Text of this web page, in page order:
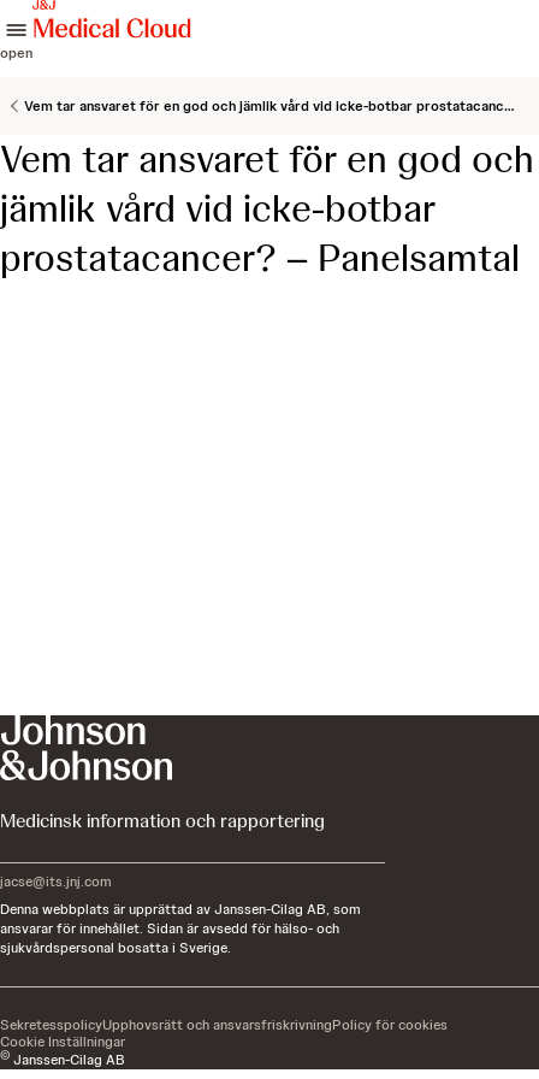
open
Vem tar ansvaret för en god och jämlik vård vid icke-botbar prostatacancer? – Panelsamtal
Vem tar ansvaret för en god och
jämlik vård vid icke-botbar
prostatacancer? – Panelsamtal
Medicinsk information och rapportering
jacse@its.jnj.com
Denna webbplats är upprättad av Janssen-Cilag AB, som
ansvarar för innehållet. Sidan är avsedd för hälso- och
sjukvårdspersonal bosatta i Sverige.
© Janssen-Cilag AB
SekretesspolicyUpphovsrätt och ansvarsfriskrivningPolicy för cookies
Cookie Inställningar